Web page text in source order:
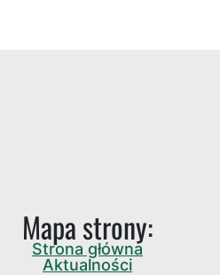
Mapa strony:
Strona główna
Aktualności